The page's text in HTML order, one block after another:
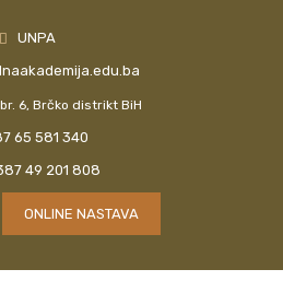
UNPA
6, Brčko distrikt BiH
65 581 340
49 201 808
ONLINE NASTAVA